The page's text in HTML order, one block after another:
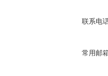
联系电
常用邮